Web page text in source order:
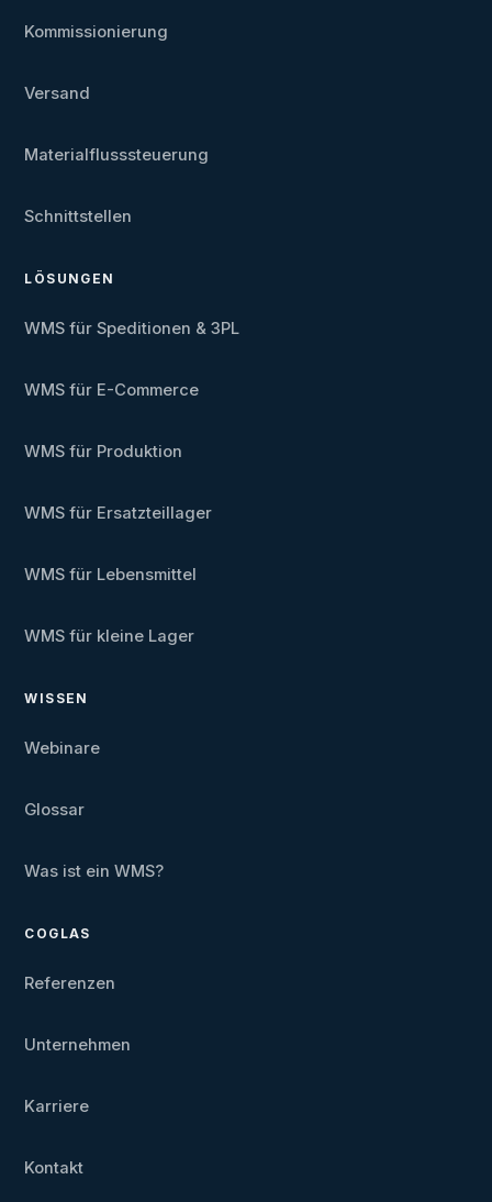
Kommissionierung
Versand
Materialflusssteuerung
Schnittstellen
LÖSUNGEN
WMS für Speditionen & 3PL
WMS für E-Commerce
WMS für Produktion
WMS für Ersatzteillager
WMS für Lebensmittel
WMS für kleine Lager
WISSEN
Webinare
Glossar
Was ist ein WMS?
COGLAS
Referenzen
Unternehmen
Karriere
Kontakt